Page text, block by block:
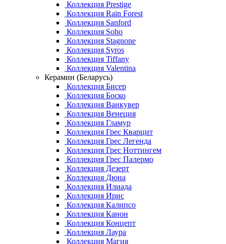
Коллекция Prestige
Коллекция Rain Forest
Коллекция Sanford
Коллекция Soho
Коллекция Stagnone
Коллекция Syros
Коллекция Tiffany
Коллекция Valentina
Керамин (Беларусь)
Коллекция Бисер
Коллекция Боско
Коллекция Ванкувер
Коллекция Венеция
Коллекция Гламур
Коллекция Грес Кварцит
Коллекция Грес Легенда
Коллекция Грес Ноттингем
Коллекция Грес Палермо
Коллекция Дезерт
Коллекция Дюна
Коллекция Илиада
Коллекция Ирис
Коллекция Калипсо
Коллекция Канон
Коллекция Концепт
Коллекция Лаура
Коллекция Магия